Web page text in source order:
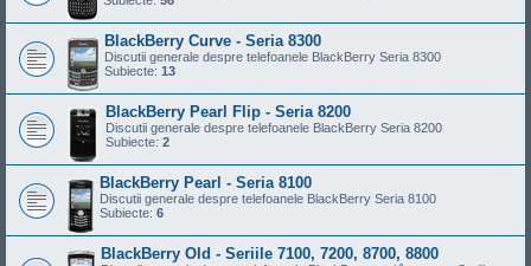
BlackBerry Curve - Seria 8300
Discutii generale despre telefoanele BlackBerry Seria 8300
Subiecte: 13
BlackBerry Pearl Flip - Seria 8200
Discutii generale despre telefoanele BlackBerry Seria 8200
Subiecte: 2
BlackBerry Pearl - Seria 8100
Discutii generale despre telefoanele BlackBerry Seria 8100
Subiecte: 6
BlackBerry Old - Seriile 7100, 7200, 8700, 8800